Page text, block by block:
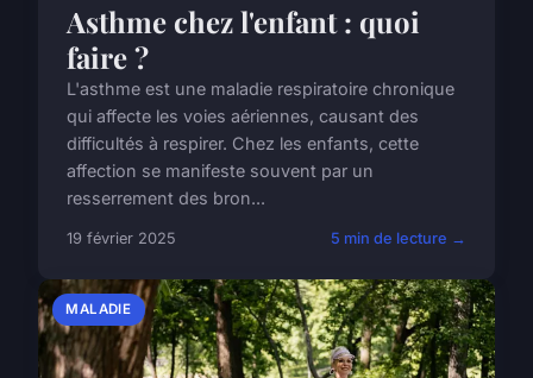
Asthme chez l'enfant : quoi
faire ?
L'asthme est une maladie respiratoire chronique
qui affecte les voies aériennes, causant des
difficultés à respirer. Chez les enfants, cette
affection se manifeste souvent par un
resserrement des bron...
19 février 2025 5 min de lecture →
MALADIE